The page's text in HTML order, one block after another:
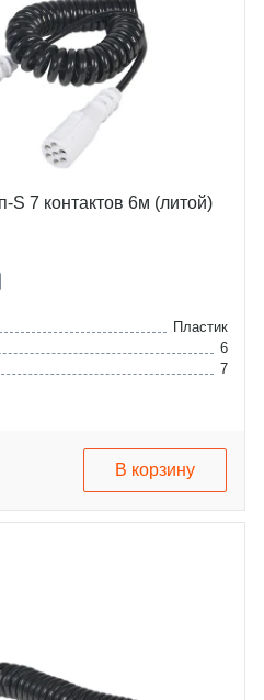
S 7 контактов 6м (литой)
Пластик
6
7
В корзину